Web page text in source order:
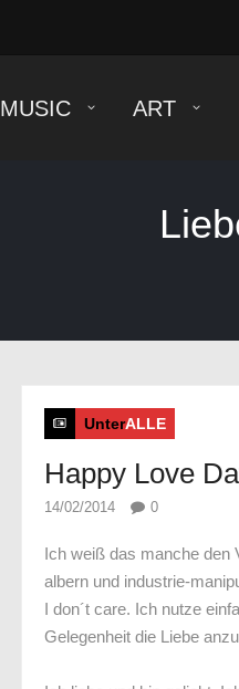
MUSIС ART
UnterALLE
Happy Love
14/02/2014 0
Ich weiß das manche den
albern und industrie-
I don´t care. Ich nutze
Gelegenheit die Liebe